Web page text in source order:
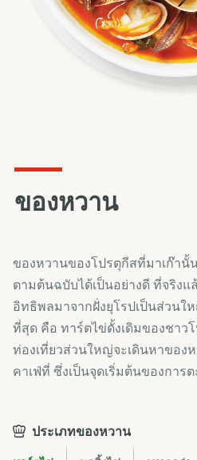
ของหวาน
ของหวานของโปรตุกีสที่มาเก๊านั้
ตามต้นฉบับได้เป็นอย่างดี ที่จริงแ
อิทธิพลมาจากฝั่งยุโรปเป็นส่วน
ที่สุด คือ ทาร์ตไข่ดั้งเดิมของชาว
ท่องเที่ยวส่วนใหญ่จะเดินหาของ
คาเฟ่ที่ ซึ่งเป็นจุดเริ่มต้นของการ
ประเภทของหวาน